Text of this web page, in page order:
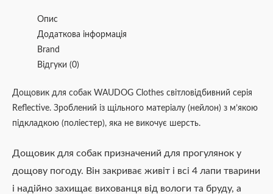
Опис
Додаткова інформація
Brand
Відгуки (0)
Дощовик для собак WAUDOG Clothes світловідбивний серія
Reflective. Зроблений із щільного матеріалу (нейлон) з м’якою
підкладкою (поліестер), яка не викочує шерсть.
Дощовик для собак призначений для прогулянок у
дощову погоду. Він закриває живіт і всі 4 лапи тварини
і надійно захищає вихованця від вологи та бруду, а